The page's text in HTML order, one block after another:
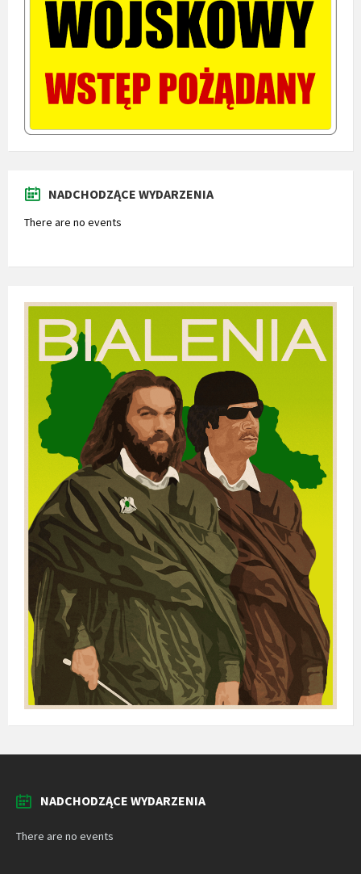
NADCHODZĄCE WYDARZENIA
There are no events
NADCHODZĄCE WYDARZENIA
There are no events